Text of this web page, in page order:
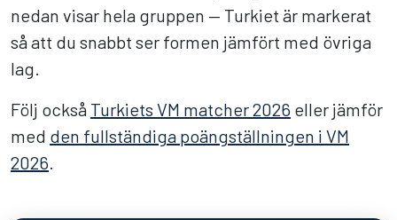
nedan visar hela gruppen — Turkiet är markerat
så att du snabbt ser formen jämfört med övriga
lag.
Följ också Turkiets VM matcher 2026 eller jämför
med den fullständiga poängställningen i VM
2026